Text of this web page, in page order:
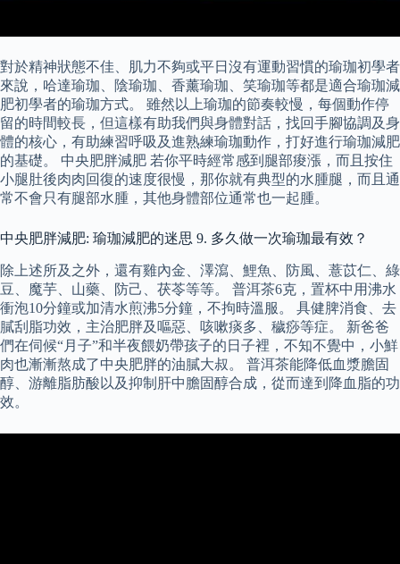
對於精神狀態不佳、肌力不夠或平日沒有運動習慣的瑜珈初學者
來說，哈達瑜珈、陰瑜珈、香薰瑜珈、笑瑜珈等都是適合瑜珈減
肥初學者的瑜珈方式。 雖然以上瑜珈的節奏較慢，每個動作停
留的時間較長，但這樣有助我們與身體對話，找回手腳協調及身
體的核心，有助練習呼吸及進熟練瑜珈動作，打好進行瑜珈減肥
的基礎。 中央肥胖減肥 若你平時經常感到腿部痠漲，而且按住
小腿肚後肉肉回復的速度很慢，那你就有典型的水腫腿，而且通
常不會只有腿部水腫，其他身體部位通常也一起腫。
中央肥胖減肥: 瑜珈減肥的迷思 9. 多久做一次瑜珈最有效？
除上述所及之外，還有雞內金、澤瀉、鯉魚、防風、薏苡仁、綠
豆、魔芋、山藥、防己、茯苓等等。 普洱茶6克，置杯中用沸水
衝泡10分鐘或加清水煎沸5分鐘，不拘時溫服。 具健脾消食、去
膩刮脂功效，主治肥胖及嘔惡、咳嗽痰多、穢痧等症。 新爸爸
們在伺候“月子”和半夜餵奶帶孩子的日子裡，不知不覺中，小鮮
肉也漸漸熬成了中央肥胖的油膩大叔。 普洱茶能降低血漿膽固
醇、游離脂肪酸以及抑制肝中膽固醇合成，從而達到降血脂的功
效。